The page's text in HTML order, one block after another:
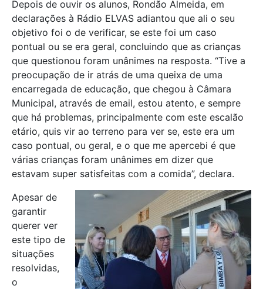
Depois de ouvir os alunos, Rondão Almeida, em
declarações à Rádio ELVAS adiantou que ali o seu
objetivo foi o de verificar, se este foi um caso
pontual ou se era geral, concluindo que as crianças
que questionou foram unânimes na resposta. “Tive a
preocupação de ir atrás de uma queixa de uma
encarregada de educação, que chegou à Câmara
Municipal, através de email, estou atento, e sempre
que há problemas, principalmente com este escalão
etário, quis vir ao terreno para ver se, este era um
caso pontual, ou geral, e o que me apercebi é que
várias crianças foram unânimes em dizer que
estavam super satisfeitas com a comida”, declara.
Apesar de
garantir
querer ver
este tipo de
situações
resolvidas,
o